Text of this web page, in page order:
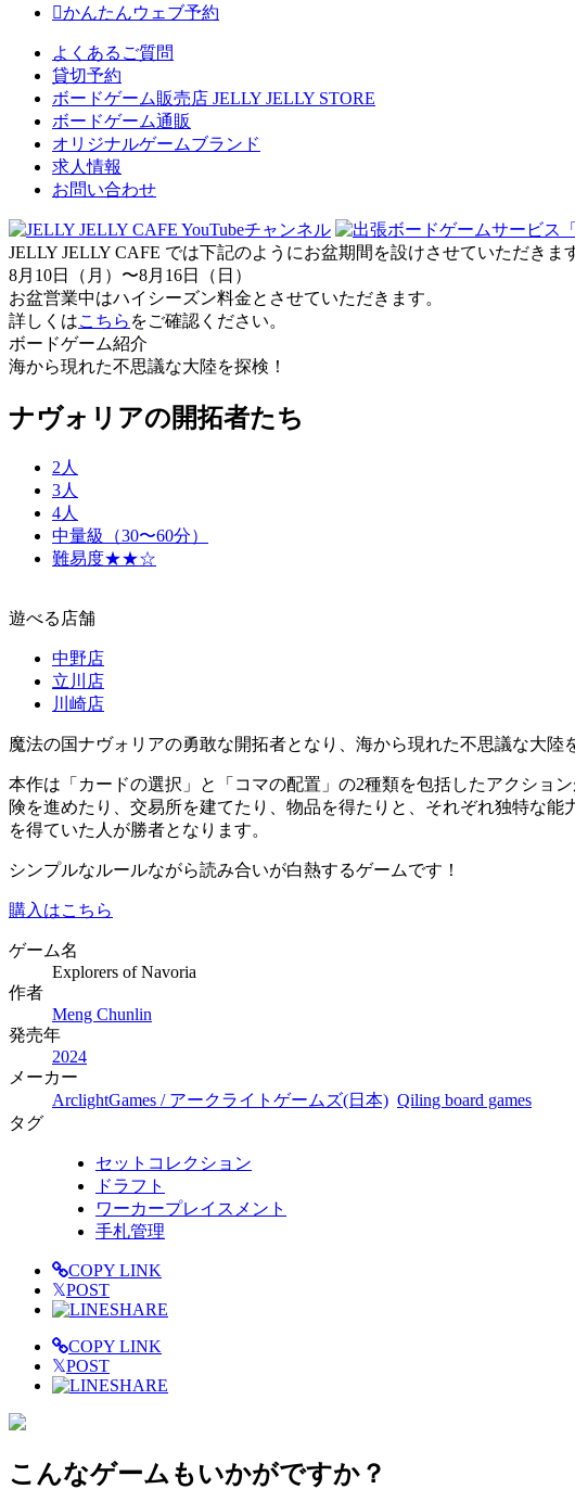
かんたんウェブ予約
よくあるご質問
貸切予約
ボードゲーム販売店 JELLY JELLY STORE
ボードゲーム通販
オリジナルゲームブランド
求人情報
お問い合わせ
JELLY JELLY CAFE では下記のようにお盆期間を設けさせていただきま
8月10日（月）〜8月16日（日）
お盆営業中はハイシーズン料金とさせていただきます。
詳しくはこちら をご確認ください。
ボードゲーム紹介
海から現れた不思議な大陸を探検！
ナヴォリアの開拓者たち
2人
3人
4人
中量級（30〜60分）
難易度★★☆
遊べる店舗
中野店
立川店
川崎店
魔法の国ナヴォリアの勇敢な開拓者となり、海から現れた不思議な大陸
本作は「カードの選択」と「コマの配置」の2種類を包括したアクショ
険を進めたり、交易所を建てたり、物品を得たりと、それぞれ独特な
を得ていた人が勝者となります。
シンプルなルールながら読み合いが白熱するゲームです！
購入はこちら
ゲーム名
Explorers of Navoria
作者
Meng Chunlin
発売年
2024
メーカー
ArclightGames / アークライトゲームズ(日本) Qiling board games
タグ
セットコレクション
ドラフト
ワーカープレイスメント
手札管理
COPY LINK
𝕏POST
SHARE
COPY LINK
𝕏POST
SHARE
こんなゲームもいかがですか？